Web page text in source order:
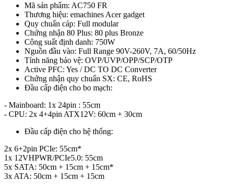
Mã sản phẩm: AC750 FR
Thương hiệu: emachines Acer gadget
Quy chuẩn cáp: Full modular
Chứng nhận 80 Plus: 80 plus Bronze
Công suất định danh: 750W
Nguồn đầu vào: Full Range 90V-260V, 7A, 60/50Hz
Tính năng bảo vệ: OVP/UVP/OPP/SCP/OTP
Active PFC: Yes / DC TO DC Converter
Chứng nhận quy chuẩn SX: CE, RoHS
Đầu cấp điện cho bo mạch:
- Mainboard: 1x 24pin : 55cm
- CPU: 2x 4+4pin ATX12V: 60cm + 30cm
Đầu cấp điện cho hệ thống:
2x 6+2pin PCIe: 55cm*
1x 12VHPWR/PCIe5.0: 55cm
5x SATA: 50cm + 15cm + 15cm*
3x ATA: 50cm + 15cm + 15cm